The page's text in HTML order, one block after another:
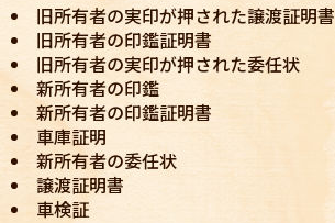
旧所有者の実印が押された譲渡証明書
旧所有者の印鑑証明書
旧所有者の実印が押された委任状
新所有者の印鑑
新所有者の印鑑証明書
車庫証明
新所有者の委任状
譲渡証明書
車検証